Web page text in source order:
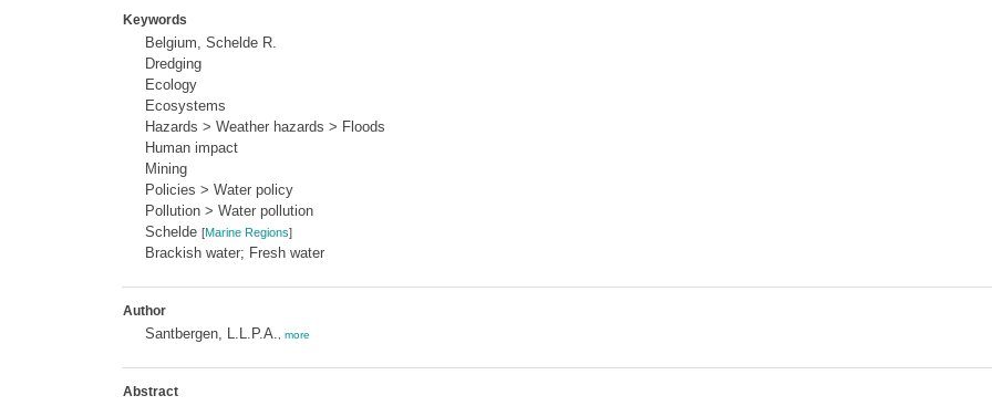
Keywords
Belgium, Schelde R.
Dredging
Ecology
Ecosystems
Hazards > Weather hazards > Floods
Human impact
Mining
Policies > Water policy
Pollution > Water pollution
Schelde [Marine Regions]
Brackish water; Fresh water
Author
Santbergen, L.L.P.A. more
Abstract